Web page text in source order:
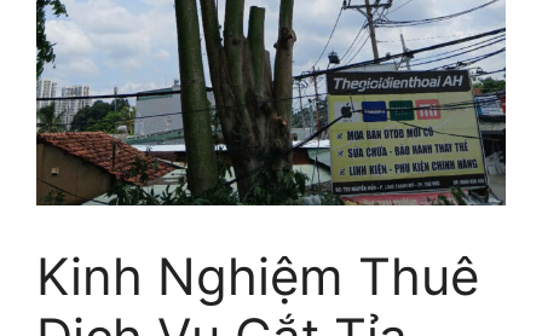
Kinh Nghiệm Thuê